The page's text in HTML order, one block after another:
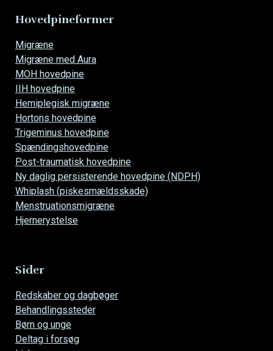
Hovedpineformer
navigationen
Migræne
Migræne med Aura
MOH hovedpine
IIH hovedpine
Hemiplegisk migræne
Hortons hovedpine
Trigeminus hovedpine
Spændingshovedpine
Post-traumatisk hovedpine
Ny daglig persisterende hovedpine (NDPH)
Whiplash (piskesmældsskade)
Menstruationsmigræne
Hjernerystelse
Sider
navigationen
Redskaber og dagbøger
Behandlingssteder
Børn og unge
Deltag i forsøg